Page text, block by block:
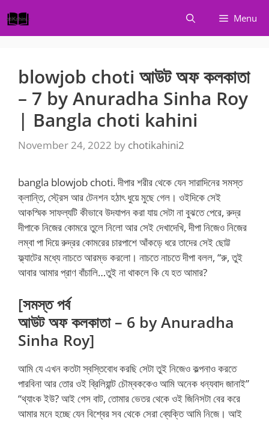
to
content
Menu
blowjob choti আউট অফ কলকাতা
– 7 by Anuradha Sinha Roy
| Bangla choti kahini
November 24, 2022 by chotikahini2
bangla blowjob choti. দীপার শরীর থেকে যেন সারাদিনের সমস্ত
ক্লান্তি, স্ট্রেস আর টেনশন হঠাৎ ধুয়ে মুছে গেল। ওইদিকে সেই
আকস্মিক সাফল্যটি কীভাবে উদযাপন করা যায় সেটা না বুঝতে পেরে, রুদ্র
দীপাকে নিজের কোমরে তুলে নিলো আর সেই দেখাদেখি, দীপা নিজেও নিজের
লম্বা পা দিয়ে রুদ্রর কোমরের চারপাশে আঁকড়ে ধরে তাদের সেই ছোট্ট
ফ্ল্যাটের মধ্যে নাচতে আরম্ভ করলো। নাচতে নাচতে দীপা বলল, “রু, তুই
আবার আমার প্রাণ বাঁচালি…তুই না থাকলে কি যে হত আমার?
[সমস্ত পর্ব
আউট অফ কলকাতা – 6 by Anuradha
Sinha Roy]
আমি যে এখন কতটা স্বস্তিবোধ করছি সেটা তুই নিজেও কল্পনাও করতে
পারবিনা আর তোর ওই ব্রিলিয়ান্ট চৌম্বককেও আমি অনেক ধন্যবাদ জানাই”
“থ্যাংক ইউ? আই গেস বাট, তোমার ভেতর থেকে ওই জিনিসটা বের করে
আমার মনে হচ্ছে যেন বিশ্বের সব থেকে সেরা ব্যেক্তি আমি নিজে। আই